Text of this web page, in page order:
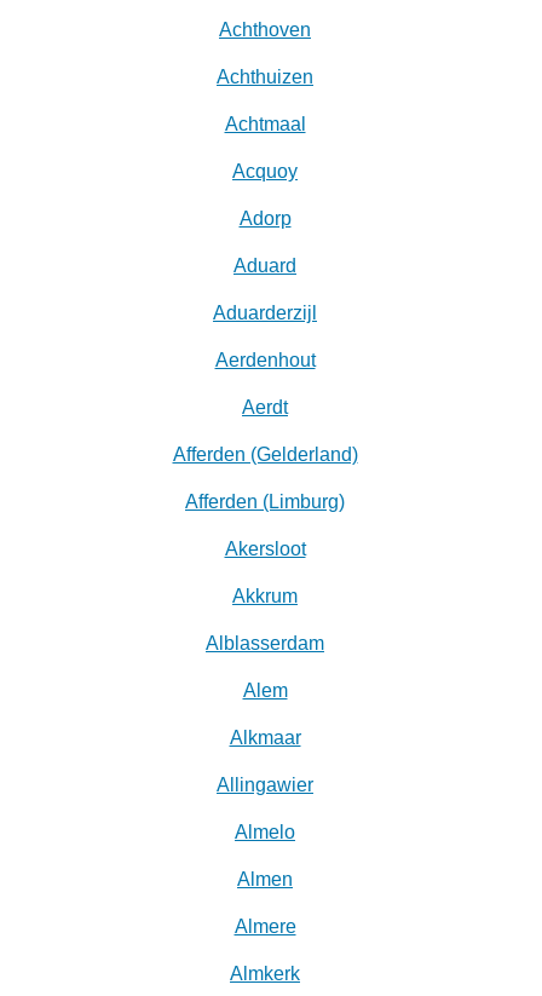
Achthoven
Achthuizen
Achtmaal
Acquoy
Adorp
Aduard
Aduarderzijl
Aerdenhout
Aerdt
Afferden (Gelderland)
Afferden (Limburg)
Akersloot
Akkrum
Alblasserdam
Alem
Alkmaar
Allingawier
Almelo
Almen
Almere
Almkerk